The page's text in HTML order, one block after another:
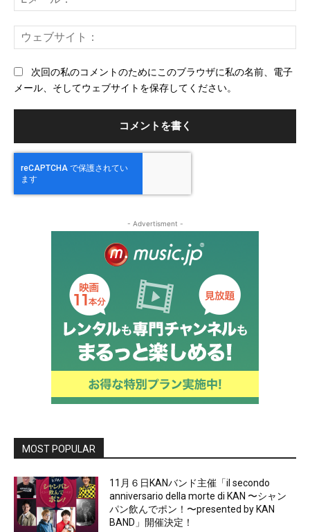
メ
ー
ェ
次回の私のコメントのためにこのブラウザに私の名前、電子
メール、そしてウェブサイトを保存してください。
- Advertisment -
MOST POPULAR
11月６日KANバンド主催「il secondo
anniversario della morte di KAN 〜シャン
パン飲んでポン！〜presented by KAN
BAND」開催決定！